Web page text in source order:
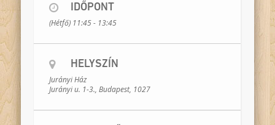
Színész-drámatanárok:
Atilla
Moderátor: Jozifek Zsófia interkulturális szakértő,
IDŐPONT
(Hétfő) 11:45 - 13:45
HELYSZÍN
Jurányi Ház
Jurányi u. 1-3., Budapest, 1027